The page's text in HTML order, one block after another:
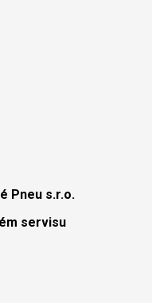
Pneu s.r.o.
servisu